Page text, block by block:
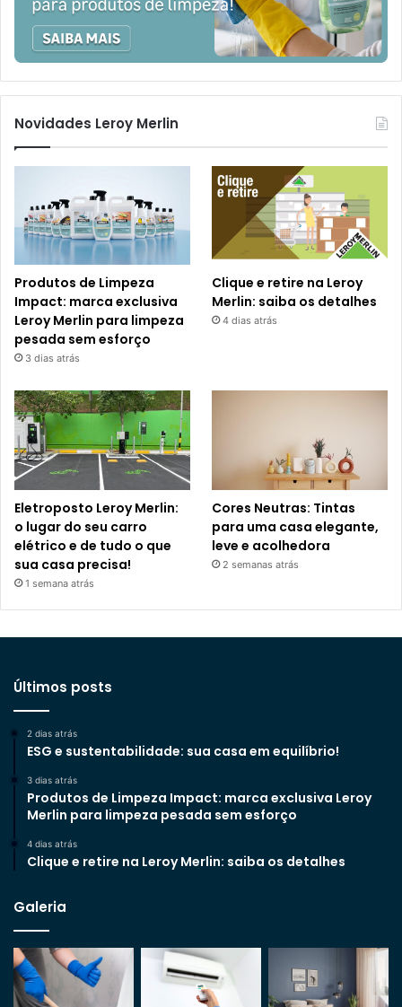
Novidades Leroy Merlin
Produtos de Limpeza
Impact: marca exclusiva
Leroy Merlin para limpeza
pesada sem esforço
3 dias atrás
Clique e retire na Leroy
Merlin: saiba os detalhes
4 dias atrás
Eletroposto Leroy Merlin:
o lugar do seu carro
elétrico e de tudo o que
sua casa precisa!
1 semana atrás
Cores Neutras: Tintas
para uma casa elegante,
leve e acolhedora
2 semanas atrás
Últimos posts
2 dias atrás
ESG e sustentabilidade: sua casa em equilíbrio!
3 dias atrás
Produtos de Limpeza Impact: marca exclusiva Leroy
Merlin para limpeza pesada sem esforço
4 dias atrás
Clique e retire na Leroy Merlin: saiba os detalhes
Galeria